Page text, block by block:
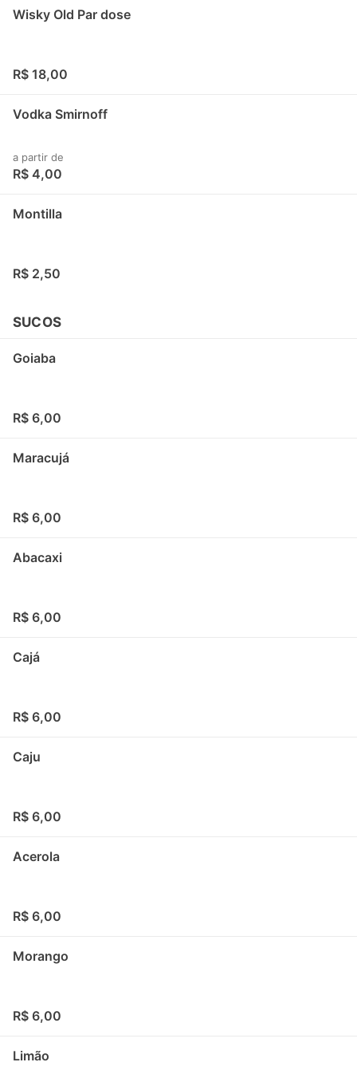
Wisky Old Par dose
R$ 18,00
Vodka Smirnoff
a partir de
R$ 4,00
Montilla
R$ 2,50
SUCOS
Goiaba
R$ 6,00
Maracujá
R$ 6,00
Abacaxi
R$ 6,00
Cajá
R$ 6,00
Caju
R$ 6,00
Acerola
R$ 6,00
Morango
R$ 6,00
Limão